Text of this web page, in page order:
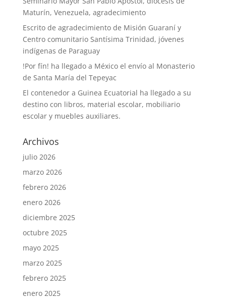
Maturín, Venezuela, agradecimiento
Escrito de agradecimiento de Misión Guaraní y
Centro comunitario Santísima Trinidad, jóvenes
indígenas de Paraguay
!Por fín! ha llegado a México el envío al Monasterio
de Santa María del Tepeyac
El contenedor a Guinea Ecuatorial ha llegado a su
destino con libros, material escolar, mobiliario
escolar y muebles auxiliares.
Archivos
julio 2026
marzo 2026
febrero 2026
enero 2026
diciembre 2025
octubre 2025
mayo 2025
marzo 2025
febrero 2025
enero 2025